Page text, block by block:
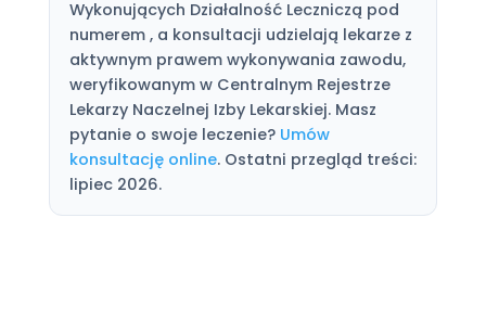
Wykonujących Działalność Leczniczą pod
numerem , a konsultacji udzielają lekarze z
aktywnym prawem wykonywania zawodu,
weryfikowanym w Centralnym Rejestrze
Lekarzy Naczelnej Izby Lekarskiej. Masz
pytanie o swoje leczenie? Umów
konsultację online. Ostatni przegląd treści:
lipiec 2026.